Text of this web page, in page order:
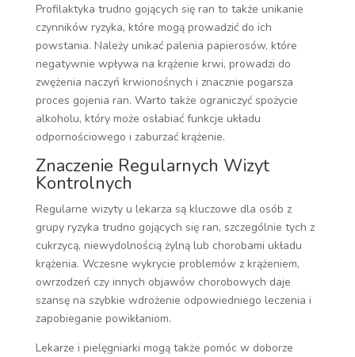
Profilaktyka trudno gojących się ran to także unikanie
czynników ryzyka, które mogą prowadzić do ich
powstania. Należy unikać palenia papierosów, które
negatywnie wpływa na krążenie krwi, prowadzi do
zwężenia naczyń krwionośnych i znacznie pogarsza
proces gojenia ran. Warto także ograniczyć spożycie
alkoholu, który może osłabiać funkcje układu
odpornościowego i zaburzać krążenie.
Znaczenie Regularnych Wizyt
Kontrolnych
Regularne wizyty u lekarza są kluczowe dla osób z
grupy ryzyka trudno gojących się ran, szczególnie tych z
cukrzycą, niewydolnością żylną lub chorobami układu
krążenia. Wczesne wykrycie problemów z krążeniem,
owrzodzeń czy innych objawów chorobowych daje
szansę na szybkie wdrożenie odpowiedniego leczenia i
zapobieganie powikłaniom.
Lekarze i pielęgniarki mogą także pomóc w doborze